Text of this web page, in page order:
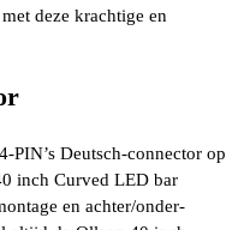
deze krachtige en
PIN’s Deutsch-connector op
inch Curved LED bar
en achter/onder-